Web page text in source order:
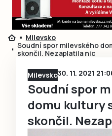
Ještě nemám účet,
Milevsko
Soudní spor milevského
skončil. Nezaplatila nic
Milevsko30. 11. 2021
Soudní spor
domu kultury
skončil.